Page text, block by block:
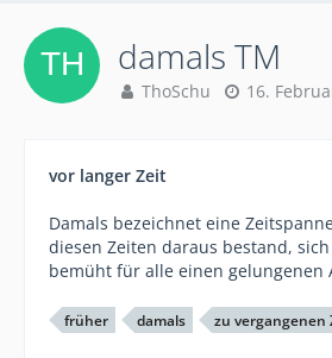
damals TM
ThoSchu 16.
vor langer Zeit
Damals bezeichnet eine
diesen Zeiten daraus bestand,
bemüht für alle einen gelungenen
früher damals zu vergangenen